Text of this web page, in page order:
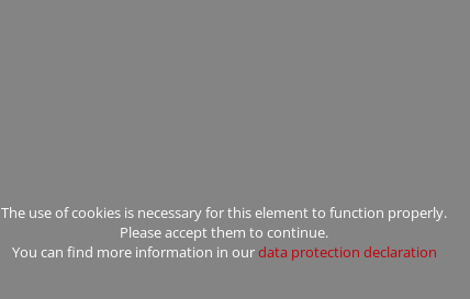
The use of cookies is necessary for this element to function properly.
Please accept them to continue.
You can find more information in ourdata protection declaration